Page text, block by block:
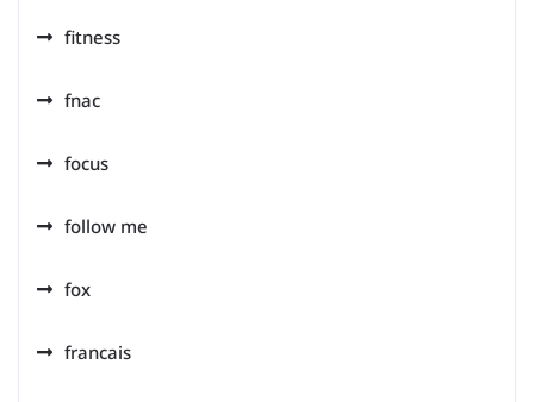
fitness
fnac
focus
follow me
fox
francais